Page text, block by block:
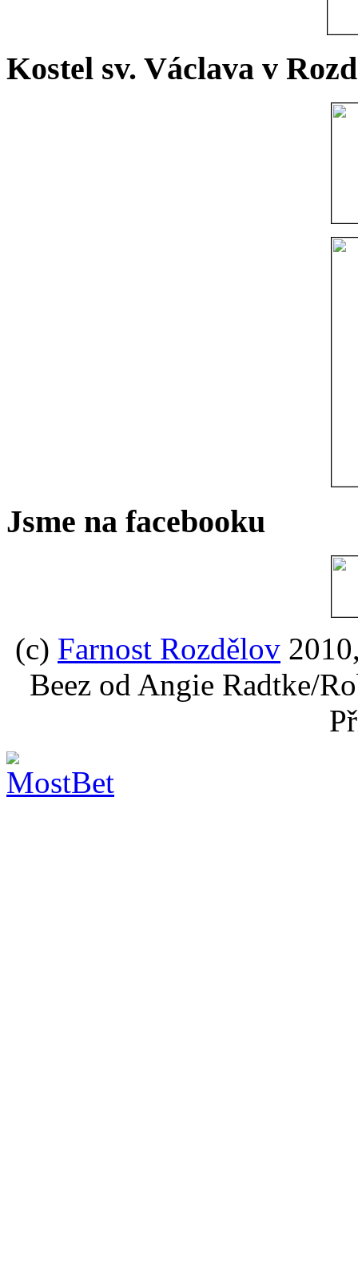
Kostel sv. Václava v
Jsme na facebooku
(c) Farnost Rozdělov
Beez od Angie Radtke/